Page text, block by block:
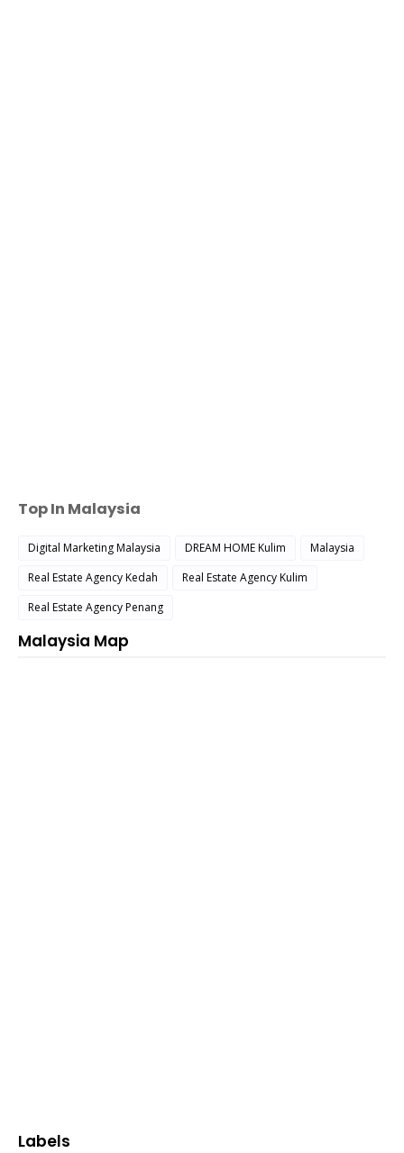
Top In Malaysia
Digital Marketing Malaysia DREAM HOME Kulim
Malaysia
Real Estate Agency Kedah
Real Estate Agency Kulim
Real Estate Agency Penang
Malaysia Map
Labels